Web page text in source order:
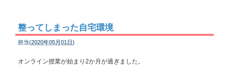
整ってしまった自宅環境
担当(2020年05月01日)
オンライン授業が始まり2か月が過ぎました。